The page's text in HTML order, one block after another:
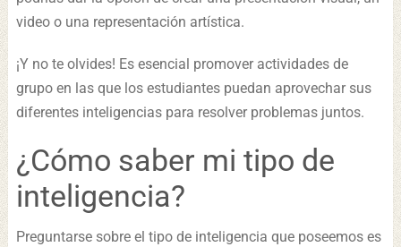
video o una representación artística.
¡Y no te olvides! Es esencial promover actividades de
grupo en las que los estudiantes puedan aprovechar sus
diferentes inteligencias para resolver problemas juntos.
¿Cómo saber mi tipo de
inteligencia?
Preguntarse sobre el tipo de inteligencia que poseemos es